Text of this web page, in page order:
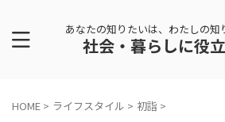
あなたの知りたいは、わたしの知
社会・暮らしに役
HOME > ライフスタイル > 初詣 >